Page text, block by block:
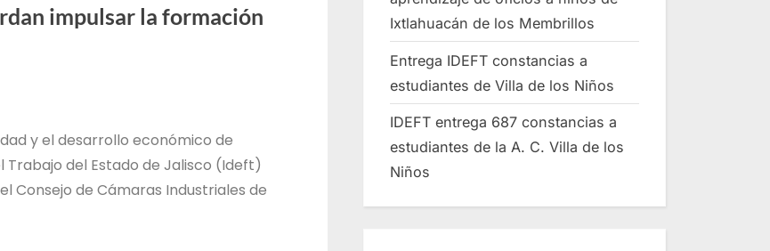
l
a
j
o
impulsar la formación
y el desarrollo económico de
del Estado de Jalisco (Ideft)
Consejo de Cámaras Industriales de
Ixtlahuacán de los Membrillos
Entrega IDEFT constancias a
estudiantes de Villa de los Niños
IDEFT entrega 687 constancias a
estudiantes de la A. C. Villa de los
Niños